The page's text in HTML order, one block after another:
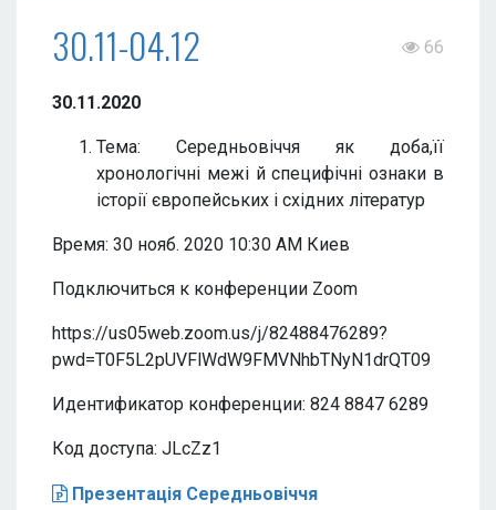
30.11-04.12 66
30.11.2020
Тема: Середньовіччя як доба,її
хронологічні межі й специфічні ознаки в
історії європейських і східних літератур
Время: 30 нояб. 2020 10:30 AM Киев
Подключиться к конференции Zoom
https://us05web.zoom.us/j/82488476289?
pwd=T0F5L2pUVFlWdW9FMVNhbTNyN1drQT09
Идентификатор конференции: 824 8847 6289
Код доступа: JLcZz1
Презентація Середньовіччя